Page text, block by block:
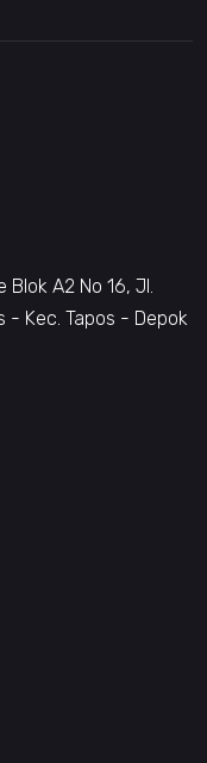
A2 No 16, Jl.
- Kec. Tapos - Depok